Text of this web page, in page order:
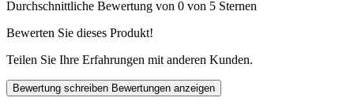
Durchschnittliche Bewertung von 0 von 5 Sternen
Bewerten Sie dieses Produkt!
Teilen Sie Ihre Erfahrungen mit anderen Kunden.
Bewertung schreiben Bewertungen anzeigen